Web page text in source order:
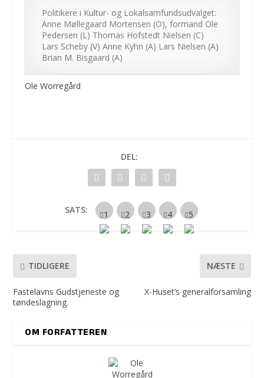
Politikere i Kultur- og Lokalsamfundsudvalget:
Anne Møllegaard Mortensen (O), formand Ole
Pedersen (L) Thomas Hofstedt Nielsen (C)
Lars Scheby (V) Anne Kyhn (A) Lars Nielsen (A)
Brian M. Bisgaard (A)
Ole Worregård
DEL:
SATS:
TIDLIGERE
Fastelavns Gudstjeneste og
tøndeslagning.
NÆSTE
X-Huset’s generalforsamling
OM FORFATTEREN